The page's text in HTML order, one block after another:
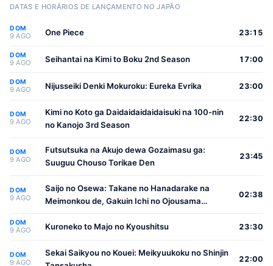
DATAS E HORÁRIOS DE LANÇAMENTO NO JAPÃO
DOM
9 AGO One Piece 23:15
DOM
9 AGO Seihantai na Kimi to Boku 2nd Season 17:00
DOM
9 AGO Nijusseiki Denki Mokuroku: Eureka Evrika 23:00
DOM
9 AGO
Kimi no Koto ga Daidaidaidaidaisuki na 100-nin
no Kanojo 3rd Season
22:30
DOM
9 AGO
Futsutsuka na Akujo dewa Gozaimasu ga:
Suuguu Chouso Torikae Den
23:45
DOM
9 AGO
Saijo no Osewa: Takane no Hanadarake na
Meimonkou de, Gakuin Ichi no Ojousama
Osewa suru Koto ni Narimashita
02:38
DOM
9 AGO Kuroneko to Majo no Kyoushitsu 23:30
DOM
9 AGO
Sekai Saikyou no Kouei: Meikyuukoku no Shinjin
22:00